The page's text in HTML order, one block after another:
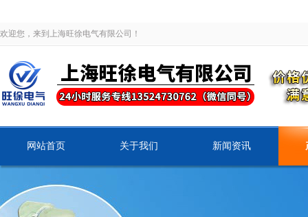
欢迎您，来到上海旺徐电气有限公司！
网站首页 关于我们 新闻资讯